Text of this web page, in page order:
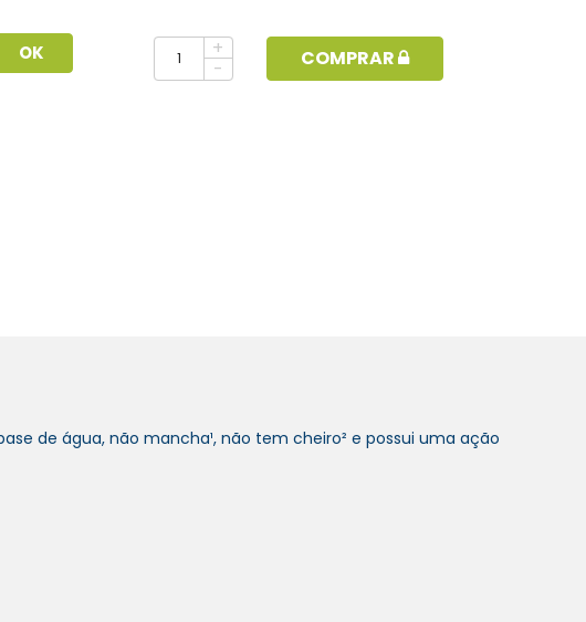
+
-
COMPRAR
de água, não mancha¹, não tem cheiro² e possui uma ação